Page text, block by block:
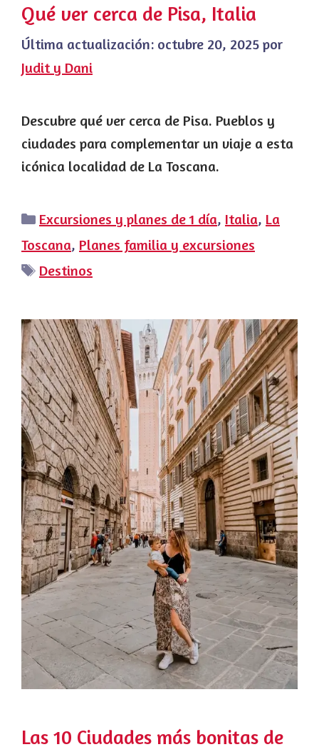
Qué ver cerca de Pisa, Italia
Última actualización: octubre 20, 2025 por
Judit y Dani
Descubre qué ver cerca de Pisa. Pueblos y
ciudades para complementar un viaje a esta
icónica localidad de La Toscana.
Categorías
Excursiones y planes de 1 día, Italia, La
Toscana, Planes familia y excursiones
Etiquetas
Destinos
Las 10 Ciudades más bonitas de